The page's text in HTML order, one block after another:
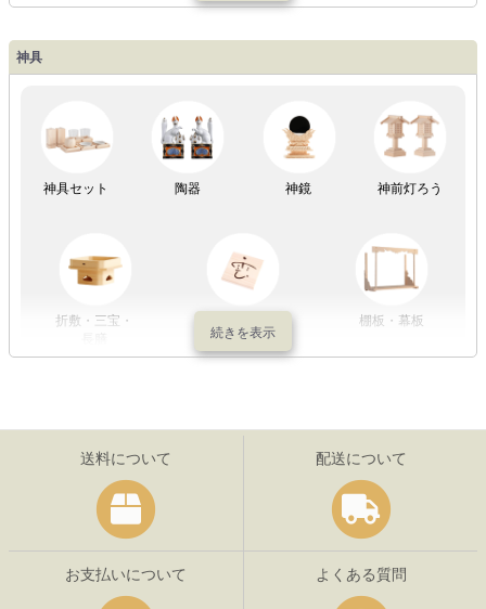
神具
神具セット 陶器 神鏡 神前灯ろう
折敷・三宝・
棚板・幕板
送料について 配送について
お支払いについて よくある質問